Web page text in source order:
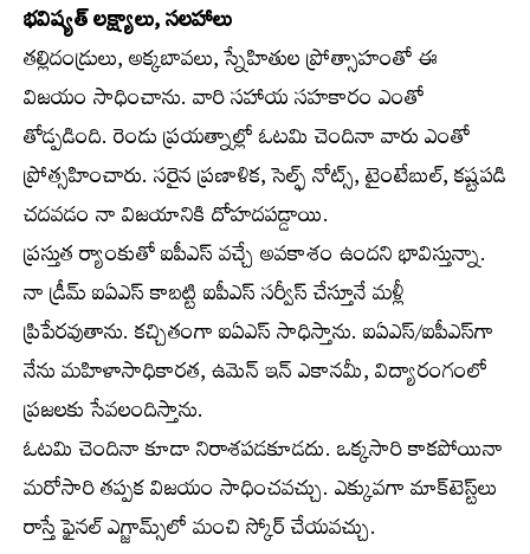
భవిష్యత్‌ లక్ష్యాలు, సలహాలు
తల్లిదండ్రులు, అక్కబావలు, స్నేహితుల ప్రోత్సాహంతో ఈ
విజయం సాధించాను. వారి సహాయ సహకారం ఎంతో
తోడ్పడింది. రెండు ప్రయత్నాల్లో ఓటమి చెందినా వారు ఎంతో
ప్రోత్సహించారు. సరైన ప్రణాళిక, సెల్ఫ్‌ నోట్స్‌, టైంటేబుల్‌, కష్టపడి
చదవడం నా విజయానికి దోహదపడ్డాయి.
ప్రస్తుత ర్యాంకుతో ఐపీఎస్‌ వచ్చే అవకాశం ఉందని భావిస్తున్నా.
నా డ్రీమ్‌ ఐఏఎస్‌ కాబట్టి ఐపీఎస్‌ సర్వీస్‌ చేస్తూనే మళ్లీ
ప్రిపేరవుతాను. కచ్చితంగా ఐఏఎస్‌ సాధిస్తాను. ఐఏఎస్‌/ఐపీఎస్‌గా
నేను మహిళాసాధికారత, ఉమెన్‌ ఇన్‌ ఎకానమీ, విద్యారంగంలో
ప్రజలకు సేవలందిస్తాను.
ఓటమి చెందినా కూడా నిరాశపడకూడదు. ఒక్కసారి కాకపోయినా
మరోసారి తప్పక విజయం సాధించవచ్చు. ఎక్కువగా మాక్‌టెస్ట్‌లు
రాస్తే ఫైనల్‌ ఎగ్జామ్స్‌లో మంచి స్కోర్‌ చేయవచ్చు.